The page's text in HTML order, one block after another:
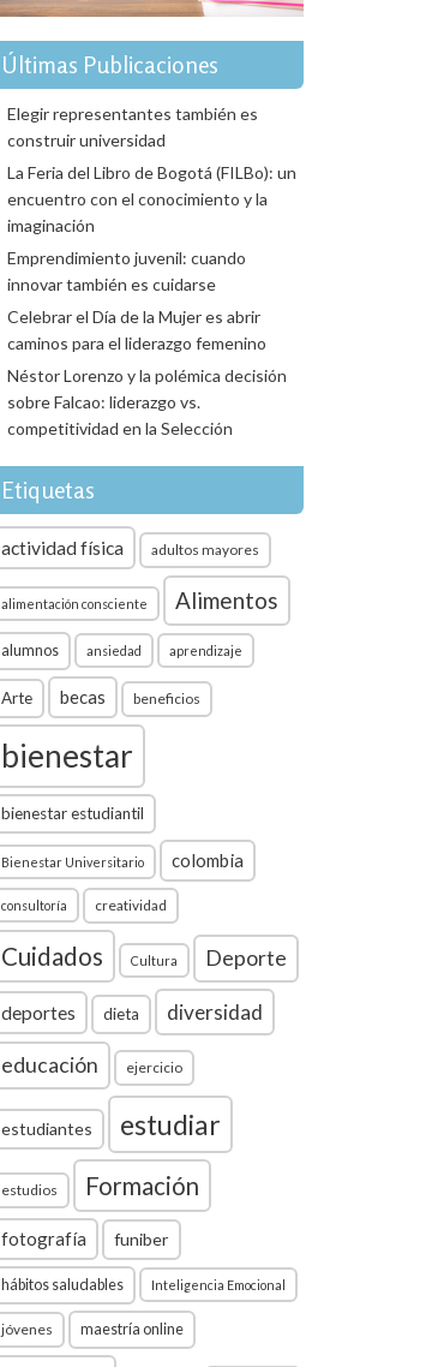
Últimas Publicaciones
Elegir representantes también es
construir universidad
La Feria del Libro de Bogotá (FILBo): un
encuentro con el conocimiento y la
imaginación
Emprendimiento juvenil: cuando
innovar también es cuidarse
Celebrar el Día de la Mujer es abrir
caminos para el liderazgo femenino
Néstor Lorenzo y la polémica decisión
sobre Falcao: liderazgo vs.
competitividad en la Selección
Etiquetas
actividad física adultos mayores
alimentación consciente Alimentos
alumnos ansiedad aprendizaje
Arte becas beneficios
bienestar
bienestar estudiantil
Bienestar Universitario colombia
consultoría creatividad
Cuidados Cultura Deporte
deportes dieta diversidad
educación ejercicio
estudiantes estudiar
estudios Formación
fotografía funiber
hábitos saludables Inteligencia Emocional
jóvenes maestría online